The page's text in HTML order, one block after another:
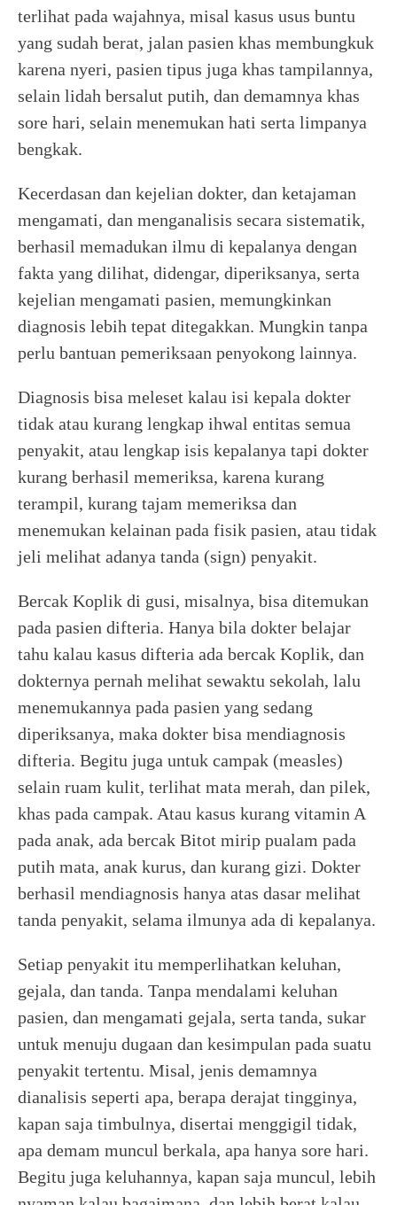
terlihat pada wajahnya, misal kasus usus buntu
yang sudah berat, jalan pasien khas membungkuk
karena nyeri, pasien tipus juga khas tampilannya,
selain lidah bersalut putih, dan demamnya khas
sore hari, selain menemukan hati serta limpanya
bengkak.
Kecerdasan dan kejelian dokter, dan ketajaman
mengamati, dan menganalisis secara sistematik,
berhasil memadukan ilmu di kepalanya dengan
fakta yang dilihat, didengar, diperiksanya, serta
kejelian mengamati pasien, memungkinkan
diagnosis lebih tepat ditegakkan. Mungkin tanpa
perlu bantuan pemeriksaan penyokong lainnya.
Diagnosis bisa meleset kalau isi kepala dokter
tidak atau kurang lengkap ihwal entitas semua
penyakit, atau lengkap isis kepalanya tapi dokter
kurang berhasil memeriksa, karena kurang
terampil, kurang tajam memeriksa dan
menemukan kelainan pada fisik pasien, atau tidak
jeli melihat adanya tanda (sign) penyakit.
Bercak Koplik di gusi, misalnya, bisa ditemukan
pada pasien difteria. Hanya bila dokter belajar
tahu kalau kasus difteria ada bercak Koplik, dan
dokternya pernah melihat sewaktu sekolah, lalu
menemukannya pada pasien yang sedang
diperiksanya, maka dokter bisa mendiagnosis
difteria. Begitu juga untuk campak (measles)
selain ruam kulit, terlihat mata merah, dan pilek,
khas pada campak. Atau kasus kurang vitamin A
pada anak, ada bercak Bitot mirip pualam pada
putih mata, anak kurus, dan kurang gizi. Dokter
berhasil mendiagnosis hanya atas dasar melihat
tanda penyakit, selama ilmunya ada di kepalanya.
Setiap penyakit itu memperlihatkan keluhan,
gejala, dan tanda. Tanpa mendalami keluhan
pasien, dan mengamati gejala, serta tanda, sukar
untuk menuju dugaan dan kesimpulan pada suatu
penyakit tertentu. Misal, jenis demamnya
dianalisis seperti apa, berapa derajat tingginya,
kapan saja timbulnya, disertai menggigil tidak,
apa demam muncul berkala, apa hanya sore hari.
Begitu juga keluhannya, kapan saja muncul, lebih